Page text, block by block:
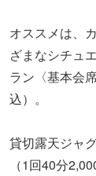
オススメは、
ざまなシチュ
ラン〈基本会
込）。
貸切露天ジャ
（1回40分